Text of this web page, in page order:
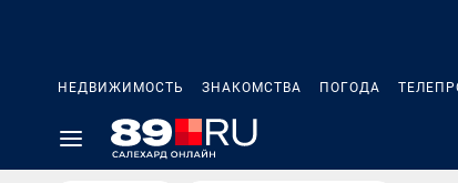
НЕДВИЖИМОСТЬ ЗНАКОМСТВА ПОГОДА